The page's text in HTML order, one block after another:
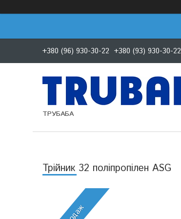
+380 (96) 930-30-22 +380 (93) 930-30-22
ТРУБАБА
Трійник 32 поліпропілен ASG